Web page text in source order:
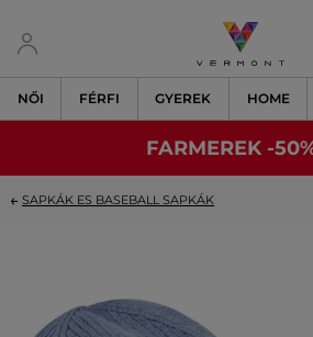
NŐI FÉRFI GYEREK HOME
FARMEREK -
SAPKÁK ES BASEBALL SAPKÁK